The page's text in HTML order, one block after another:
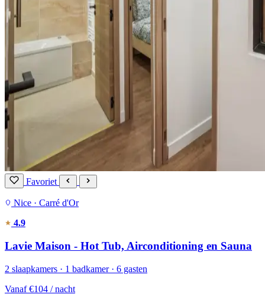
Favoriet
Nice · Carré d'Or
4.9
Lavie Maison - Hot Tub, Airconditioning en Sauna
2 slaapkamers · 1 badkamer · 6 gasten
Vanaf €104 / nacht